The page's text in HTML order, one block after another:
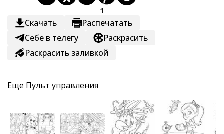
Скачать
1
Распечатать
Себе в телегу
Раскрасить
Раскрасить заливкой
Еще Пульт управления